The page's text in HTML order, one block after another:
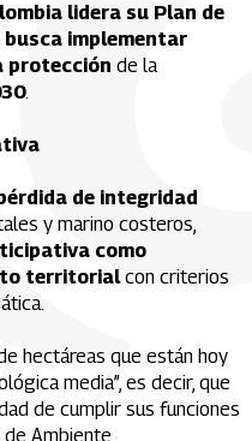
lidera su Plan de
busca implementar
protección de la
.
de integridad
y marino costeros,
como
territorialcon criterios
hectáreas que están hoy
media”, es decir, que
de cumplir sus funciones
Ambiente.